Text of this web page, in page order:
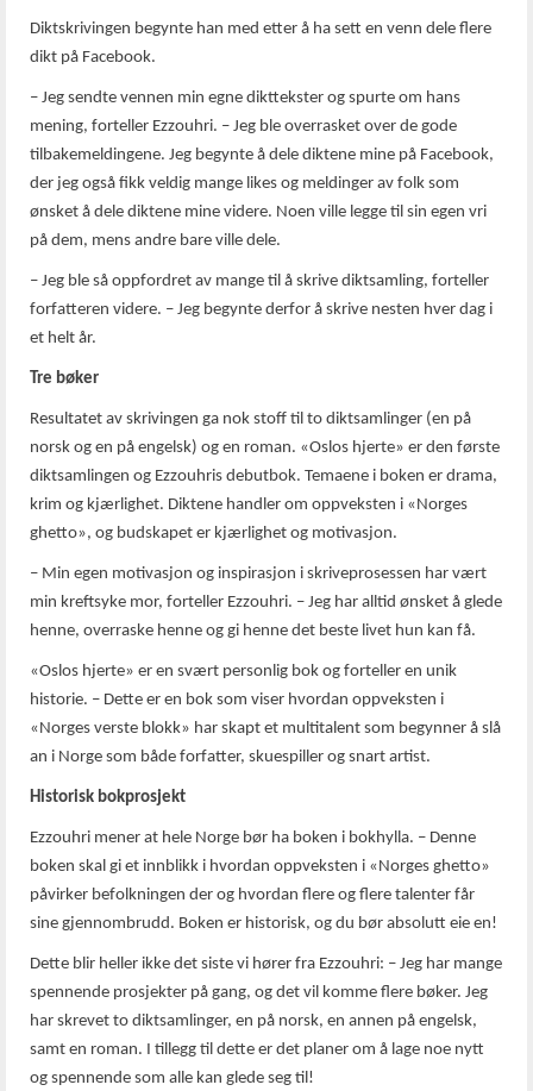
Diktskrivingen begynte han med etter å ha sett en venn dele flere
dikt på Facebook.
– Jeg sendte vennen min egne dikttekster og spurte om hans
mening, forteller Ezzouhri. – Jeg ble overrasket over de gode
tilbakemeldingene. Jeg begynte å dele diktene mine på Facebook,
der jeg også fikk veldig mange likes og meldinger av folk som
ønsket å dele diktene mine videre. Noen ville legge til sin egen vri
på dem, mens andre bare ville dele.
– Jeg ble så oppfordret av mange til å skrive diktsamling, forteller
forfatteren videre. – Jeg begynte derfor å skrive nesten hver dag i
et helt år.
Tre bøker
Resultatet av skrivingen ga nok stoff til to diktsamlinger (en på
norsk og en på engelsk) og en roman. «Oslos hjerte» er den første
diktsamlingen og Ezzouhris debutbok. Temaene i boken er drama,
krim og kjærlighet. Diktene handler om oppveksten i «Norges
ghetto», og budskapet er kjærlighet og motivasjon.
– Min egen motivasjon og inspirasjon i skriveprosessen har vært
min kreftsyke mor, forteller Ezzouhri. – Jeg har alltid ønsket å glede
henne, overraske henne og gi henne det beste livet hun kan få.
«Oslos hjerte» er en svært personlig bok og forteller en unik
historie. – Dette er en bok som viser hvordan oppveksten i
«Norges verste blokk» har skapt et multitalent som begynner å slå
an i Norge som både forfatter, skuespiller og snart artist.
Historisk bokprosjekt
Ezzouhri mener at hele Norge bør ha boken i bokhylla. – Denne
boken skal gi et innblikk i hvordan oppveksten i «Norges ghetto»
påvirker befolkningen der og hvordan flere og flere talenter får
sine gjennombrudd. Boken er historisk, og du bør absolutt eie en!
Dette blir heller ikke det siste vi hører fra Ezzouhri: – Jeg har mange
spennende prosjekter på gang, og det vil komme flere bøker. Jeg
har skrevet to diktsamlinger, en på norsk, en annen på engelsk,
samt en roman. I tillegg til dette er det planer om å lage noe nytt
og spennende som alle kan glede seg til!